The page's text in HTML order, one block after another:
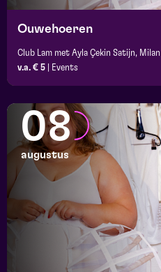
Ouwehoeren
v.a. € 5
Events
08
augustus